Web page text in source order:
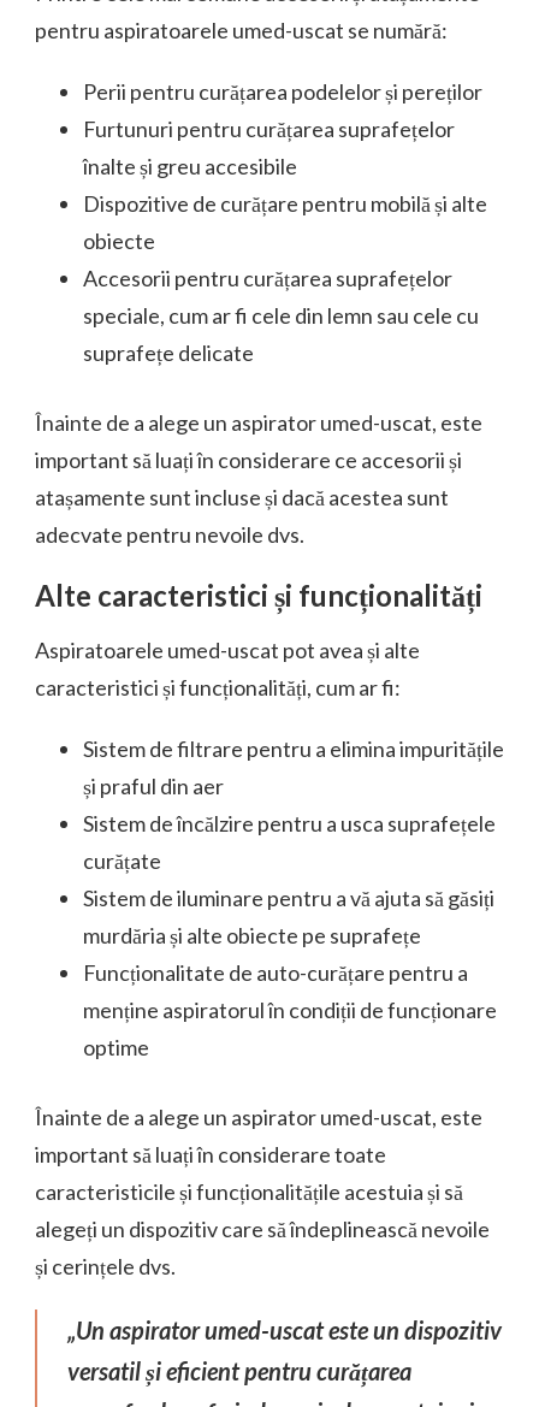
pentru aspiratoarele umed-uscat se numără:
Perii pentru curățarea podelelor și pereților
Furtunuri pentru curățarea suprafețelor
înalte și greu accesibile
Dispozitive de curățare pentru mobilă și alte
obiecte
Accesorii pentru curățarea suprafețelor
speciale, cum ar fi cele din lemn sau cele cu
suprafețe delicate
Înainte de a alege un aspirator umed-uscat, este
important să luați în considerare ce accesorii și
atașamente sunt incluse și dacă acestea sunt
adecvate pentru nevoile dvs.
Alte caracteristici și funcționalități
Aspiratoarele umed-uscat pot avea și alte
caracteristici și funcționalități, cum ar fi:
Sistem de filtrare pentru a elimina impuritățile
și praful din aer
Sistem de încălzire pentru a usca suprafețele
curățate
Sistem de iluminare pentru a vă ajuta să găsiți
murdăria și alte obiecte pe suprafețe
Funcționalitate de auto-curățare pentru a
menține aspiratorul în condiții de funcționare
optime
Înainte de a alege un aspirator umed-uscat, este
important să luați în considerare toate
caracteristicile și funcționalitățile acestuia și să
alegeți un dispozitiv care să îndeplinească nevoile
și cerințele dvs.
„Un aspirator umed-uscat este un dispozitiv
versatil și eficient pentru curățarea